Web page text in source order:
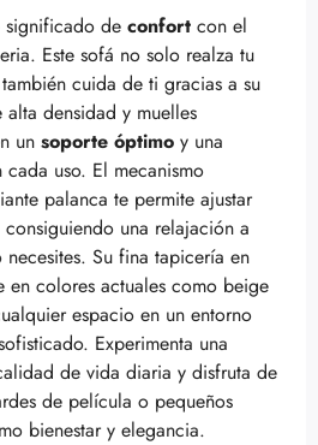
significado de confort con el
Este sofá no solo realza tu
cuida de ti gracias a su
densidad y muelles
un soporte óptimo y una
uso. El mecanismo
palanca te permite ajustar
una relajación a
Su fina tapicería en
en colores actuales como beige
espacio en un entorno
Experimenta una
de vida diaria y disfruta de
de película o pequeños
bienestar y elegancia.